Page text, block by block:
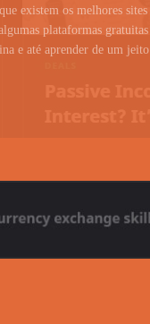
existem os melhores sites
plataformas gratuitas
e até aprender de um jeito